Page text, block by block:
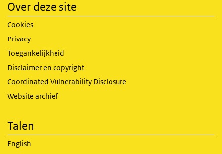
Over deze site
Cookies
Privacy
Toegankelijkheid
Disclaimer en copyright
Coordinated Vulnerability Disclosure
Website archief
Talen
English